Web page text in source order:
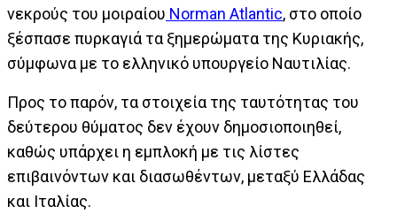
νεκρούς του μοιραίου Norman Atlantic, στο οποίο
ξέσπασε πυρκαγιά τα ξημερώματα της Κυριακής,
σύμφωνα με το ελληνικό υπουργείο Ναυτιλίας.
Προς το παρόν, τα στοιχεία της ταυτότητας του
δεύτερου θύματος δεν έχουν δημοσιοποιηθεί,
καθώς υπάρχει η εμπλοκή με τις λίστες
επιβαινόντων και διασωθέντων, μεταξύ Ελλάδας
και Ιταλίας.